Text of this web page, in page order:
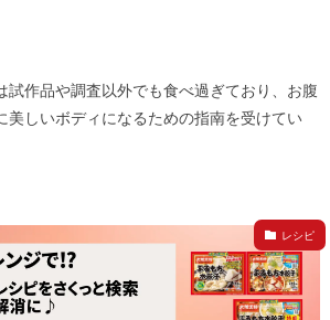
作品や調査以外でも食べ過ぎており、お腹
美しいボディになるための指南を受けてい
レシピ